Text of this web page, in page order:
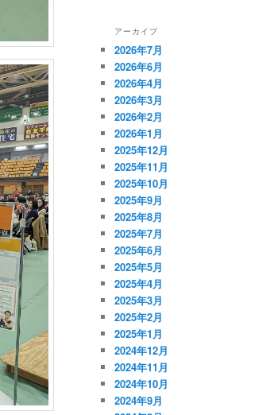
アーカイブ
2026年7月
2026年6月
2026年4月
2026年3月
2026年2月
2026年1月
2025年12月
2025年11月
2025年10月
2025年9月
2025年8月
2025年7月
2025年6月
2025年5月
2025年4月
2025年3月
2025年2月
2025年1月
2024年12月
2024年11月
2024年10月
2024年9月